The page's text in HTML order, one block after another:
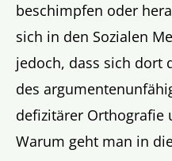
beschimpfen oder
sich in den Sozialen
jedoch, dass sich dort
des
defizitärer Orthografie
Warum geht man in